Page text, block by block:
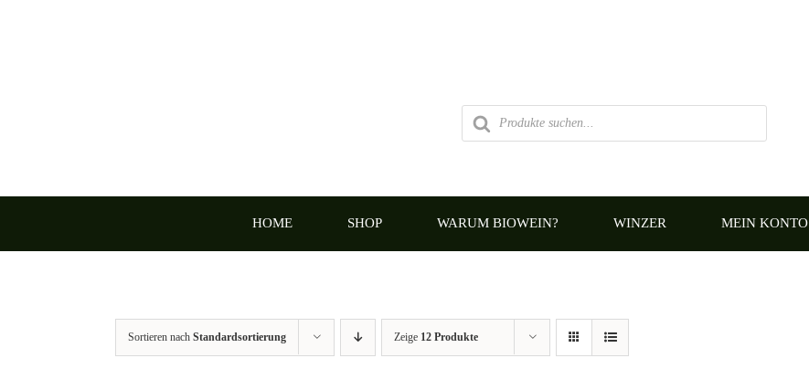
Products
search
HOME SHOP WARUM BIOWEIN? WINZER MEIN KONTO
Sortieren nachStandardsortierung Zeige 12 Produkte